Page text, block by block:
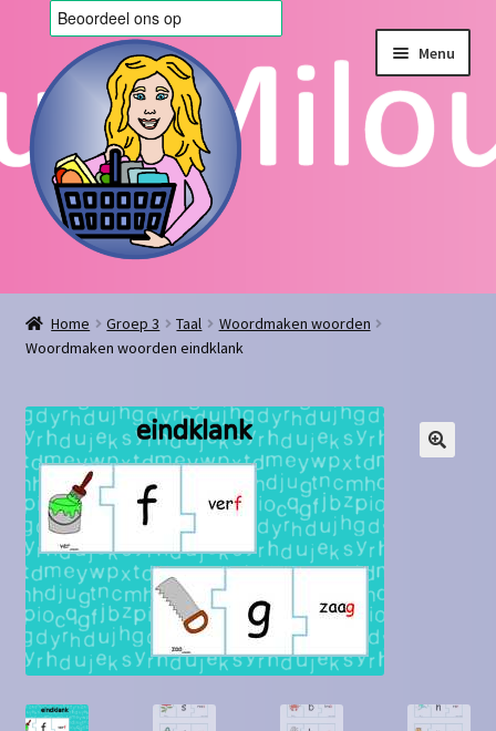
door
naar
navigatie
de
inhoud
Menu
Home
Afrekenen
Algemene voorwaarden
Blog
Contact
Homepagina
Mijn account
Privacy Policy
Home Groep 3 Taal
Woordmaken woorden
Woordmaken woorden eindklank